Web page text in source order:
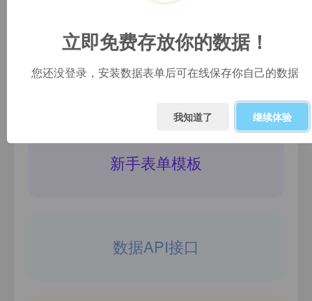
+ 创建新表单
新手表单模板
数据API接口
立即免费存放你的数据！
您还没登录，安装数据表单后可在线保存你自己的数据
我知道了 继续体验